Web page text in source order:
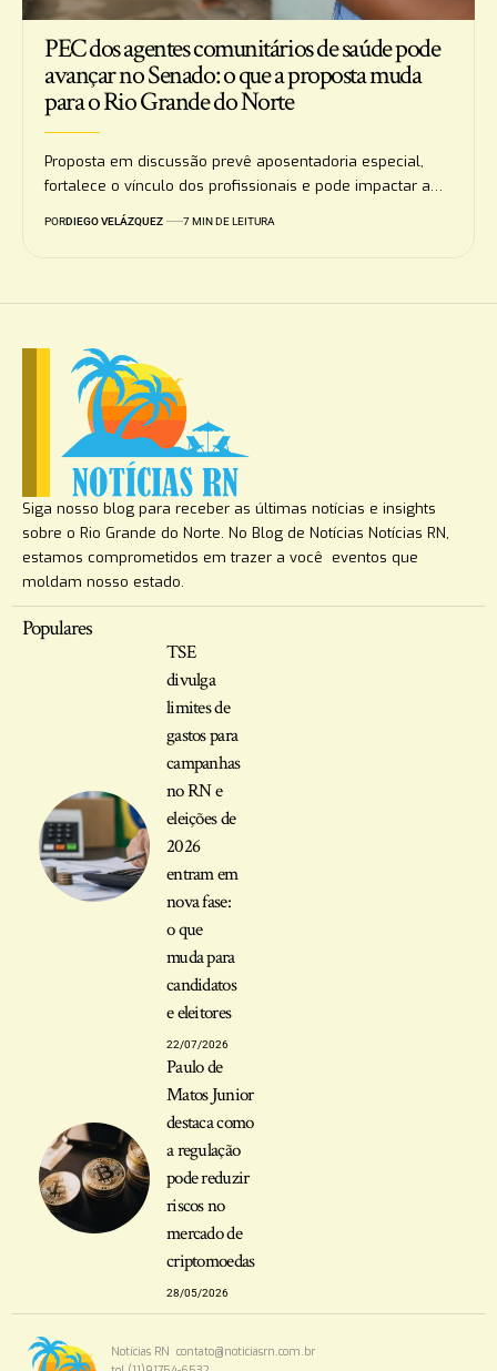
PEC dos agentes comunitários de saúde pode
avançar no Senado: o que a proposta muda
para o Rio Grande do Norte
Proposta em discussão prevê aposentadoria especial,
fortalece o vínculo dos profissionais e pode impactar a…
PORDIEGO VELÁZQUEZ 7 MIN DE LEITURA
Siga nosso blog para receber as últimas notícias e insights
sobre o Rio Grande do Norte. No Blog de Notícias Notícias RN,
estamos comprometidos em trazer a você eventos que
moldam nosso estado.
Populares
TSE
divulga
limites de
gastos para
campanhas
no RN e
eleições de
2026
entram em
nova fase:
o que
muda para
candidatos
e eleitores
22/07/2026
Paulo de
Matos Junior
destaca como
a regulação
pode reduzir
riscos no
mercado de
criptomoedas
28/05/2026
Notícias RNcontato@noticiasrn.com.br